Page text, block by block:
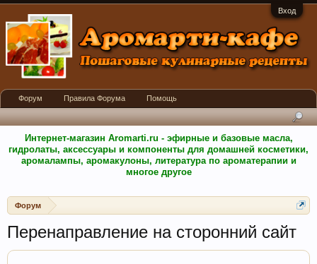
Вход
Интернет-магазин Aromarti.ru - эфирные и базовые масла,
гидролаты, аксессуары и компоненты для домашней косметики,
аромалампы, аромакулоны, литература по ароматерапии и
многое другое
Форум
Перенаправление на сторонний сайт
Форум Правила Форума Помощь